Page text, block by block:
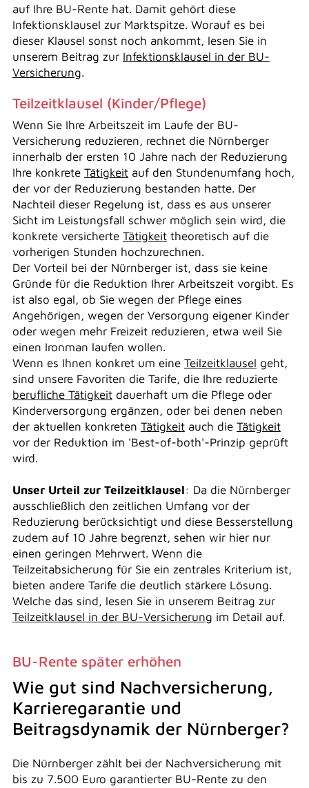
auf Ihre BU-Rente hat. Damit gehört diese
Infektionsklausel zur Marktspitze. Worauf es bei
dieser Klausel sonst noch ankommt, lesen Sie in
unserem Beitrag zur Infektionsklausel in der BU-
Versicherung.
Teilzeitklausel (Kinder/Pflege)
Wenn Sie Ihre Arbeitszeit im Laufe der BU-
Versicherung reduzieren, rechnet die Nürnberger
innerhalb der ersten 10 Jahre nach der Reduzierung
Ihre konkrete Tätigkeitauf den Stundenumfang hoch,
der vor der Reduzierung bestanden hatte. Der
Nachteil dieser Regelung ist, dass es aus unserer
Sicht im Leistungsfall schwer möglich sein wird, die
konkrete versicherte Tätigkeittheoretisch auf die
vorherigen Stunden hochzurechnen.
Der Vorteil bei der Nürnberger ist, dass sie keine
Gründe für die Reduktion Ihrer Arbeitszeit vorgibt. Es
ist also egal, ob Sie wegen der Pflege eines
Angehörigen, wegen der Versorgung eigener Kinder
oder wegen mehr Freizeit reduzieren, etwa weil Sie
einen Ironman laufen wollen.
Wenn es Ihnen konkret um eine Teilzeitklausel geht,
sind unsere Favoriten die Tarife, die Ihre reduzierte
berufliche Tätigkeitdauerhaft um die Pflege oder
Kinderversorgung ergänzen, oder bei denen neben
der aktuellen konkreten Tätigkeitauch die Tätigkeit
vor der Reduktion im 'Best-of-both'-Prinzip geprüft
wird.
Unser Urteil zur Teilzeitklausel: Da die Nürnberger
ausschließlich den zeitlichen Umfang vor der
Reduzierung berücksichtigt und diese Besserstellung
zudem auf 10 Jahre begrenzt, sehen wir hier nur
einen geringen Mehrwert. Wenn die
Teilzeitabsicherung für Sie ein zentrales Kriterium ist,
bieten andere Tarife die deutlich stärkere Lösung.
Welche das sind, lesen Sie in unserem Beitrag zur
Teilzeitklausel in der BU-Versicherung im Detail auf.
BU-Rente später erhöhen
Wie gut sind Nachversicherung,
Karrieregarantie und
Beitragsdynamik der Nürnberger?
Die Nürnberger zählt bei der Nachversicherung mit
bis zu 7.500 Euro garantierter BU-Rente zu den